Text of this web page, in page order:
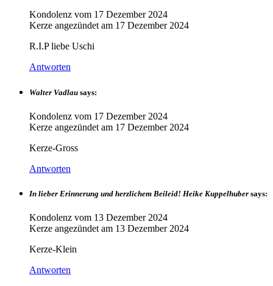
Kondolenz vom 17 Dezember 2024
Kerze angezündet am 17 Dezember 2024
R.I.P liebe Uschi
Antworten
Walter Vadlau says:
Kondolenz vom 17 Dezember 2024
Kerze angezündet am 17 Dezember 2024
Kerze-Gross
Antworten
In lieber Erinnerung und herzlichem Beileid! Heike Kuppelhuber says:
Kondolenz vom 13 Dezember 2024
Kerze angezündet am 13 Dezember 2024
Kerze-Klein
Antworten